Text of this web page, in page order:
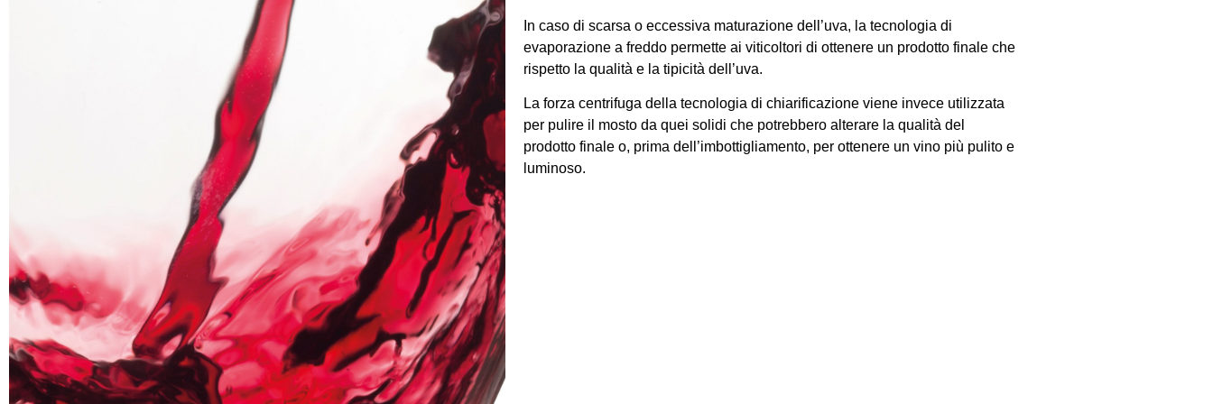
In caso di scarsa o eccessiva maturazione dell’uva, la tecnologia di
evaporazione a freddo permette ai viticoltori di ottenere un prodotto finale che
rispetto la qualità e la tipicità dell’uva.
La forza centrifuga della tecnologia di chiarificazione viene invece utilizzata
per pulire il mosto da quei solidi che potrebbero alterare la qualità del
prodotto finale o, prima dell’imbottigliamento, per ottenere un vino più pulito e
luminoso.